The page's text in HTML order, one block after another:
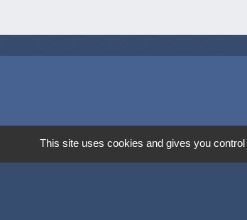
This site uses cookies and gives you